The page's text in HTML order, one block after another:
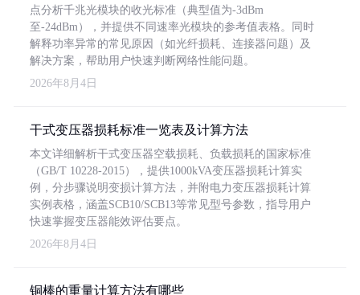
点分析千兆光模块的收光标准（典型值为-3dBm
至-24dBm），并提供不同速率光模块的参考值表格。同时
解释功率异常的常见原因（如光纤损耗、连接器问题）及
解决方案，帮助用户快速判断网络性能问题。
2026年8月4日
干式变压器损耗标准一览表及计算方法
本文详细解析干式变压器空载损耗、负载损耗的国家标准
（GB/T 10228-2015），提供1000kVA变压器损耗计算实
例，分步骤说明变损计算方法，并附电力变压器损耗计算
实例表格，涵盖SCB10/SCB13等常见型号参数，指导用户
快速掌握变压器能效评估要点。
2026年8月4日
铜棒的重量计算方法有哪些